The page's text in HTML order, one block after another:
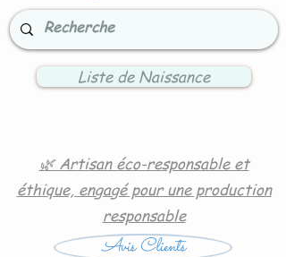
Liste de Naissance
🌿 Artisan éco-responsable et
éthique, engagé pour une production
responsable
Avis Clients